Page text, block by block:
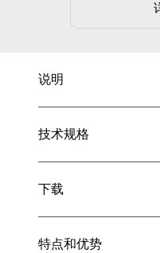
说明
技术规格
下载
特点和优势